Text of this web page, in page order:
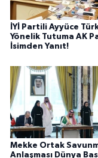
İYİ Partili Ayyüce
Yönelik Tutuma AK
İsimden Yanıt!
Mekke Ortak
Anlaşması Dünya